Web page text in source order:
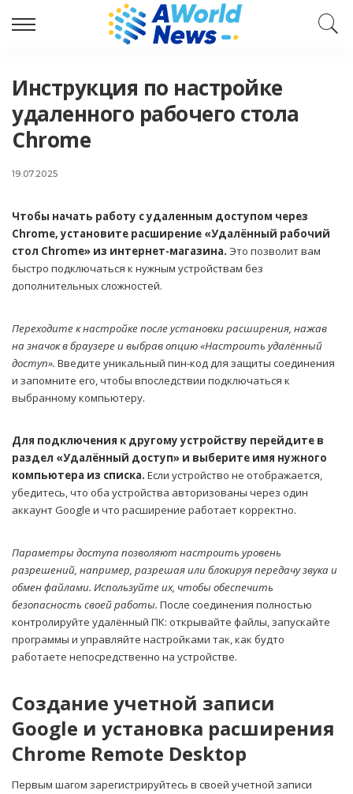
Инструкция по настройке
удаленного рабочего стола
Chrome
19.07.2025
Чтобы начать работу с удаленным доступом через
Chrome, установите расширение «Удалённый рабочий
стол Chrome» из интернет-магазина. Это позволит вам
быстро подключаться к нужным устройствам без
дополнительных сложностей.
Переходите к настройке после установки расширения, нажав
на значок в браузере и выбрав опцию «Настроить удалённый
доступ». Введите уникальный пин-код для защиты соединения
и запомните его, чтобы впоследствии подключаться к
выбранному компьютеру.
Для подключения к другому устройству перейдите в
раздел «Удалённый доступ» и выберите имя нужного
компьютера из списка. Если устройство не отображается,
убедитесь, что оба устройства авторизованы через один
аккаунт Google и что расширение работает корректно.
Параметры доступа позволяют настроить уровень
разрешений, например, разрешая или блокируя передачу звука и
обмен файлами. Используйте их, чтобы обеспечить
безопасность своей работы. После соединения полностью
контролируйте удалённый ПК: открывайте файлы, запускайте
программы и управляйте настройками так, как будто
работаете непосредственно на устройстве.
Создание учетной записи
Google и установка расширения
Chrome Remote Desktop
Первым шагом зарегистрируйтесь в своей учетной записи